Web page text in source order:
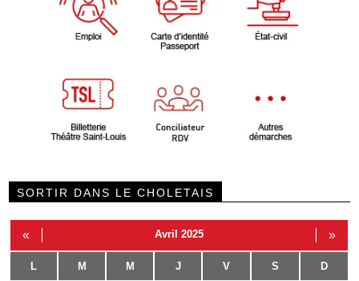
SORTIR DANS LE CHOLETAIS
« Avril 2025 »
L M M J V S D